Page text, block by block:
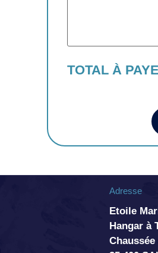
TOTAL À
Adresse
Etoile
Hangar à